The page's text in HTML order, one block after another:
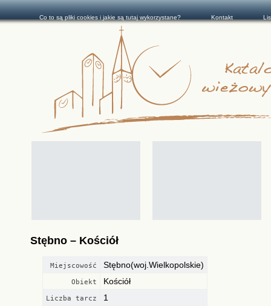
Stębno – Kościół
Miejscowość Stębno(woj.Wielkopolskie)
Obiekt Kościół
Liczba tarcz 1
Co to są pliki cookies i jakie są tutaj wykorzystane? Kontakt